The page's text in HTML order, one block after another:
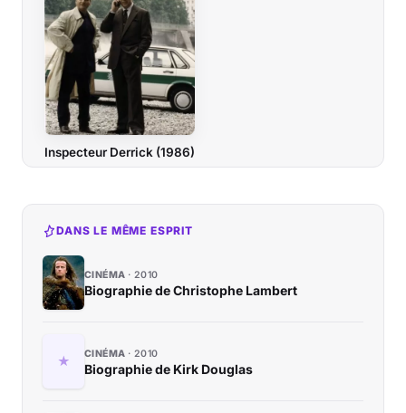
Inspecteur Derrick (1986)
DANS LE MÊME ESPRIT
CINÉMA 2010
Biographie de Christophe Lambert
CINÉMA 2010
Biographie de Kirk Douglas